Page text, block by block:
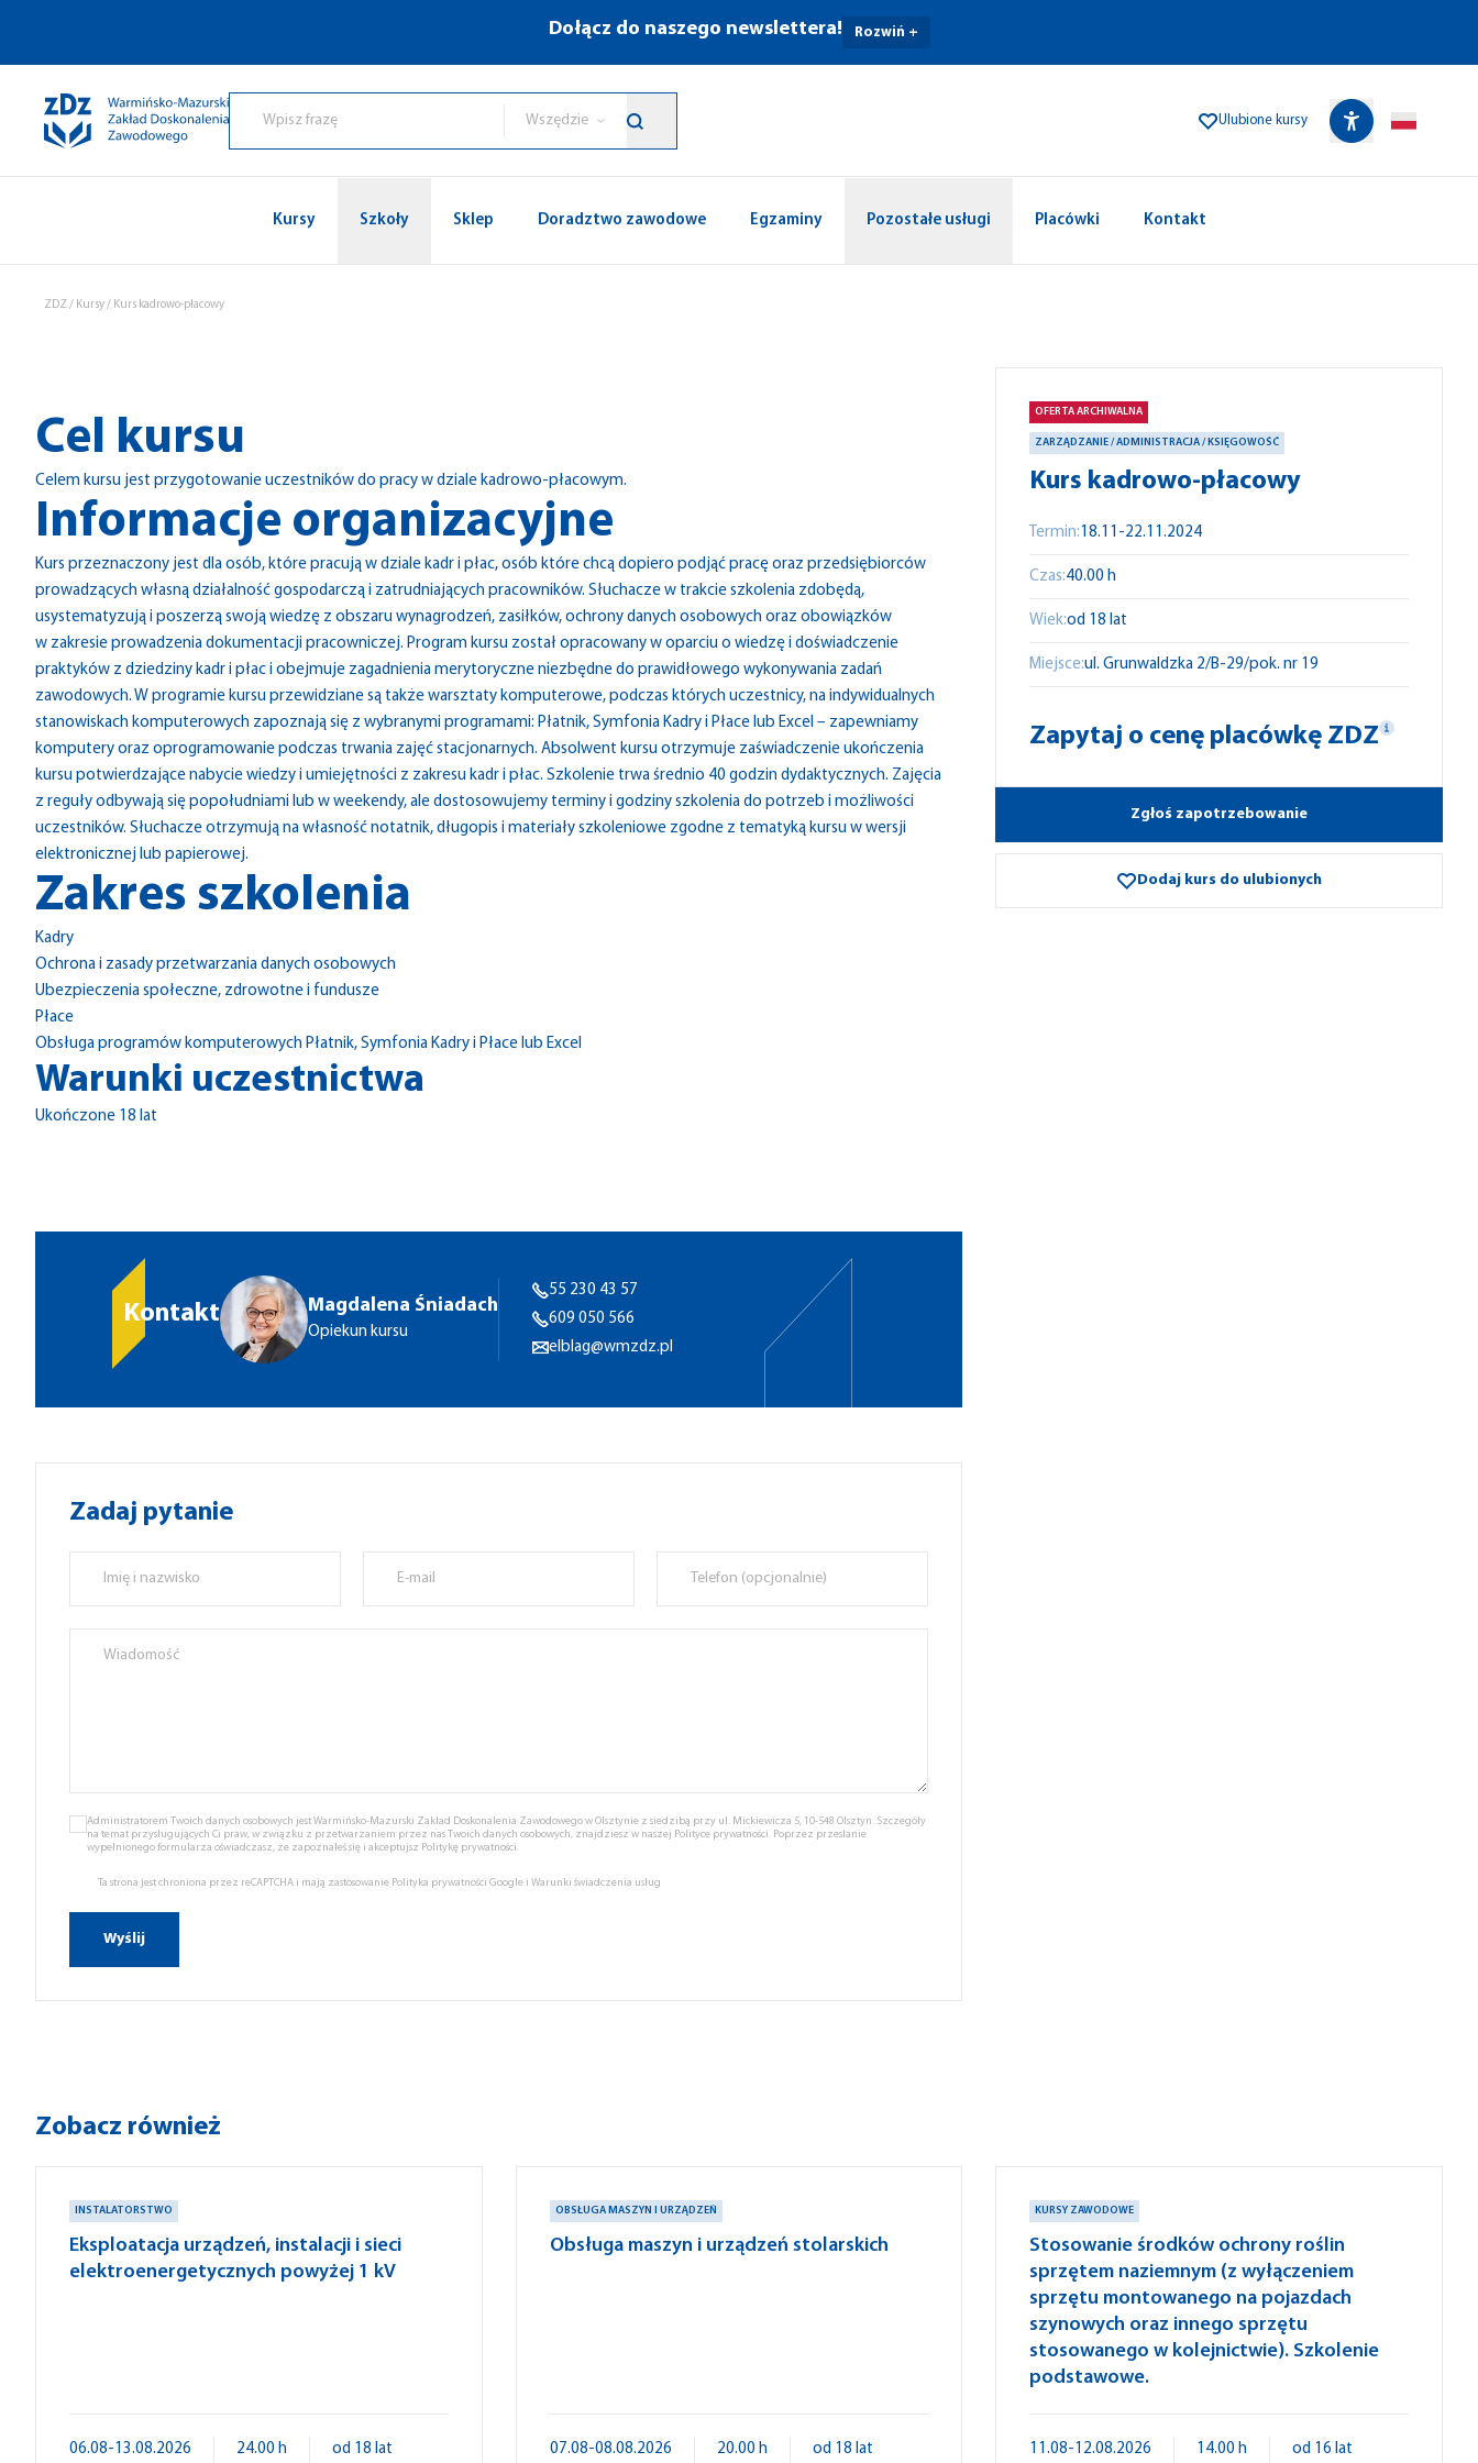
Dołącz do naszego newslettera! Rozwiń +
Wszędzie Ulubione kursy
Kursy Szkoły Sklep Doradztwo zawodowe Egzaminy Pozostałe usługi Placówki Kontakt
ZDZ/ Kursy/ Kurs kadrowo-płacowy
Cel kursu
Celem kursu jest przygotowanie uczestników do pracy w dziale kadrowo-płacowym.
Informacje organizacyjne
Kurs przeznaczony jest dla osób, które pracują w dziale kadr i płac, osób które chcą dopiero podjąć pracę oraz przedsiębiorców
prowadzących własną działalność gospodarczą i zatrudniających pracowników. Słuchacze w trakcie szkolenia zdobędą,
usystematyzują i poszerzą swoją wiedzę z obszaru wynagrodzeń, zasiłków, ochrony danych osobowych oraz obowiązków
w zakresie prowadzenia dokumentacji pracowniczej. Program kursu został opracowany w oparciu o wiedzę i doświadczenie
praktyków z dziedziny kadr i płac i obejmuje zagadnienia merytoryczne niezbędne do prawidłowego wykonywania zadań
zawodowych. W programie kursu przewidziane są także warsztaty komputerowe, podczas których uczestnicy, na indywidualnych
stanowiskach komputerowych zapoznają się z wybranymi programami: Płatnik, Symfonia Kadry i Płace lub Excel – zapewniamy
komputery oraz oprogramowanie podczas trwania zajęć stacjonarnych. Absolwent kursu otrzymuje zaświadczenie ukończenia
kursu potwierdzające nabycie wiedzy i umiejętności z zakresu kadr i płac. Szkolenie trwa średnio 40 godzin dydaktycznych. Zajęcia
z reguły odbywają się popołudniami lub w weekendy, ale dostosowujemy terminy i godziny szkolenia do potrzeb i możliwości
uczestników. Słuchacze otrzymują na własność notatnik, długopis i materiały szkoleniowe zgodne z tematyką kursu w wersji
elektronicznej lub papierowej.
Zakres szkolenia
Kadry
Ochrona i zasady przetwarzania danych osobowych
Ubezpieczenia społeczne, zdrowotne i fundusze
Płace
Obsługa programów komputerowych Płatnik, Symfonia Kadry i Płace lub Excel
Warunki uczestnictwa
Ukończone 18 lat
Kontakt Magdalena Śniadach
Opiekun kursu
55 230 43 57
609 050 566
elblag@wmzdz.pl
Zadaj pytanie
Administratorem Twoich danych osobowych jest Warmińsko-Mazurski Zakład Doskonalenia Zawodowego w Olsztynie z siedzibą przy ul. Mickiewicza 5, 10-548 Olsztyn. Szczegóły
na temat przysługujących Ci praw, w związku z przetwarzaniem przez nas Twoich danych osobowych, znajdziesz w naszej Polityce prywatności. Poprzez przesłanie
wypełnionego formularza oświadczasz, że zapoznałeś się i akceptujsz Politykę prywatności.
Ta strona jest chroniona przez reCAPTCHA i mają zastosowanie Polityka prywatności Google i Warunki świadczenia usług
OFERTA ARCHIWALNA
ZARZĄDZANIE / ADMINISTRACJA / KSIĘGOWOŚĆ
Kurs kadrowo-płacowy
Termin: 18.11-22.11.2024
Czas:40.00 h
Wiek:od 18 lat
Miejsce:ul. Grunwaldzka 2/B-29/pok. nr 19
Zapytaj o cenę placówkę ZDZ
Zgłoś zapotrzebowanie
Dodaj kurs do ulubionych
Zobacz również
INSTALATORSTWO
Eksploatacja urządzeń, instalacji i sieci
elektroenergetycznych powyżej 1 kV
06.08-13.08.2026 24.00 h
od 18 lat
OBSŁUGA MASZYN I URZĄDZEŃ
Obsługa maszyn i urządzeń stolarskich
07.08-08.08.2026 20.00 h
od 18 lat
KURSY ZAWODOWE
Stosowanie środków ochrony roślin
sprzętem naziemnym (z wyłączeniem
sprzętu montowanego na pojazdach
szynowych oraz innego sprzętu
stosowanego w kolejnictwie). Szkolenie
podstawowe.
11.08-12.08.2026 14.00 h
od 16 lat